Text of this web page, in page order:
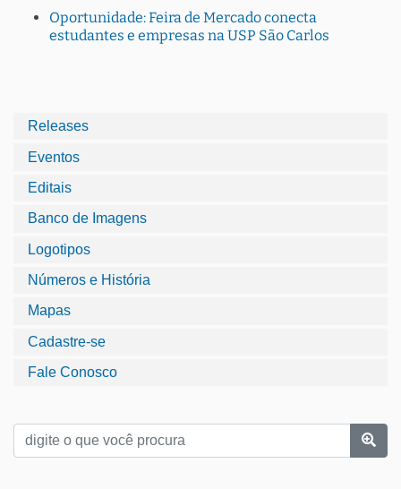
Oportunidade: Feira de Mercado conecta
estudantes e empresas na USP São Carlos
Releases
Eventos
Editais
Banco de Imagens
Logotipos
Números e História
Mapas
Cadastre-se
Fale Conosco